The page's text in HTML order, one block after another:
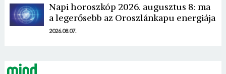
Napi horoszkóp 2026. augusztus 8: ma
a legerősebb az Oroszlánkapu energiája
2026.08.07.